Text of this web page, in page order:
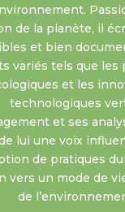
de la planète, il
et bien
variés tels que les
et les
technologiques
et ses
lui une voix
de pratiques
vers un mode de
de